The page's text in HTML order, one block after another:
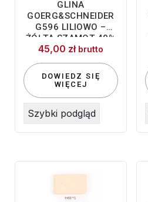
GLINA
GOERG&SCHNEIDER
G596 LILIOWO –
ŻÓŁTA SZAMOT 40%
DO1,5MM
45,00 zł brutto
DOWIEDZ SIĘ
WIĘCEJ
Szybki podgląd